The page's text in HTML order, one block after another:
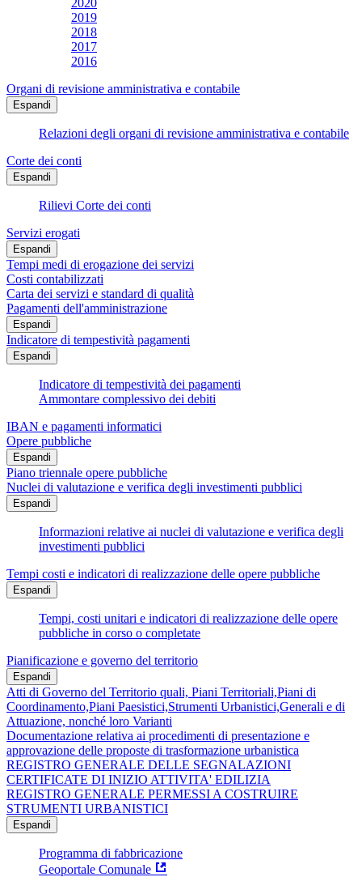
2019
2018
2017
2016
Organi di revisione amministrativa e contabile
Espandi
Relazioni degli organi di revisione amministrativa e contabile
Corte dei conti
Espandi
Rilievi Corte dei conti
Servizi erogati
Espandi
Tempi medi di erogazione dei servizi
Costi contabilizzati
Carta dei servizi e standard di qualità
Pagamenti dell'amministrazione
Espandi
Indicatore di tempestività pagamenti
Espandi
Indicatore di tempestività dei pagamenti
Ammontare complessivo dei debiti
IBAN e pagamenti informatici
Opere pubbliche
Espandi
Piano triennale opere pubbliche
Nuclei di valutazione e verifica degli investimenti pubblici
Espandi
Informazioni relative ai nuclei di valutazione e verifica degli
investimenti pubblici
Tempi costi e indicatori di realizzazione delle opere pubbliche
Espandi
Tempi, costi unitari e indicatori di realizzazione delle opere
pubbliche in corso o completate
Pianificazione e governo del territorio
Espandi
Atti di Governo del Territorio quali, Piani Territoriali,Piani di
Coordinamento,Piani Paesistici,Strumenti Urbanistici,Generali e di
Attuazione, nonché loro Varianti
Documentazione relativa ai procedimenti di presentazione e
approvazione delle proposte di trasformazione urbanistica
REGISTRO GENERALE DELLE SEGNALAZIONI
CERTIFICATE DI INIZIO ATTIVITA' EDILIZIA
REGISTRO GENERALE PERMESSI A COSTRUIRE
STRUMENTI URBANISTICI
Espandi
Programma di fabbricazione
Geoportale Comunale